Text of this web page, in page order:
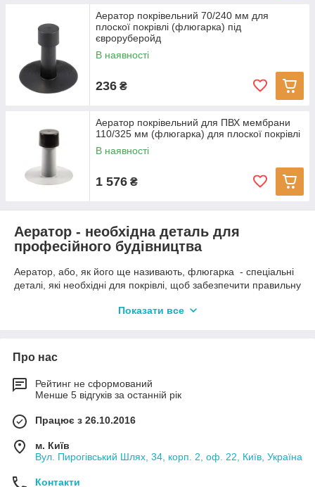
Аератор покрівельний 70/240 мм для
плоскої покрівлі (флюгарка) під
євроруберойд
В наявності
236 ₴
Аератор покрівельний для ПВХ мембрани
110/325 мм (флюгарка) для плоскої покрівлі
В наявності
1 576 ₴
Аератор - необхідна деталь для
професійного будівництва
Аератор, або, як його ще називають, флюгарка - спеціальні
деталі, які необхідні для покрівлі, щоб забезпечити правильну
Слід враховувати, що без грамотно створеної вентиляції
нею зможе прослужити вам набагато довше, так як надмірне
скупчення вологи призводить до негативних наслідків.
Аератор: який вибрати?
покрівлі. Основне його завдання полягає в тому, щоб
вологи, пари. Саме аератори здатні чудово усувати
конденсат під покрівлею, за рахунок чого мінімізовані ризики
його проникнення в шари покрівлі. У випадку плоскої
Показати все
Про нас
Рейтинг не сформований
Менше 5 відгуків за останній рік
Працює з 26.10.2016
м. Київ
Вул. Пирогівський Шлях, 34, корп. 2, оф. 22, Київ, Україна
Контакти